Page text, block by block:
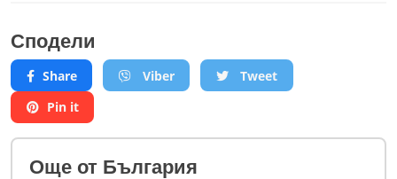
Сподели
Share Viber
Tweet
Pin it
Oще от България